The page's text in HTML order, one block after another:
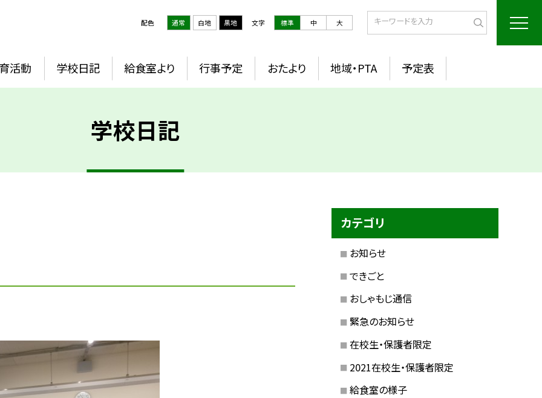
配色 通常 白地 黒地 文字 標準 中 大
活動 学校日記 給食室より 行事予定 おたより 地域・PTA 予定表
学校日記
カテゴリ
お知らせ
できごと
おしゃもじ通信
緊急のお知らせ
在校生・保護者限定
2021在校生・保護者限定
給食室の様子